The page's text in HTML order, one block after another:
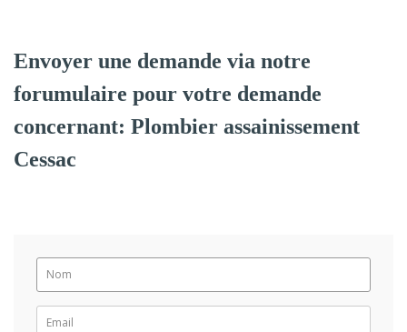
Envoyer une demande via notre
forumulaire pour votre demande
concernant: Plombier assainissement
Cessac